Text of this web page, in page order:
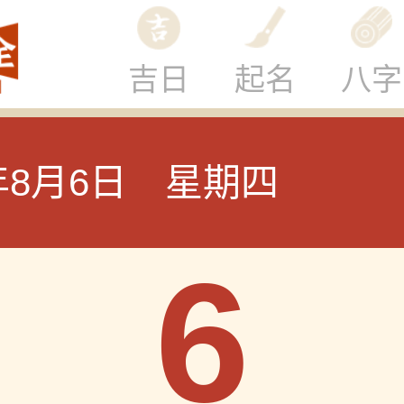
吉日 起名 八字
8月6日 星期四
6